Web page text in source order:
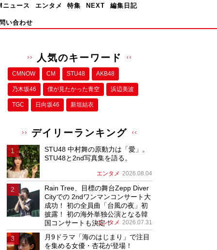
ニュース エンタメ 特集 NEXT 編集日記
い合わせ
人気のキーワード
CMNOW CM STU48 AKB48
乃木坂46 僕が⾒たかった⻘空 浜辺美波
TGC 日向坂46 新垣結衣
デイリーランキング
STU48 中村舞の原動力は「愛」。
STU48と2nd写真集を語る。
エンタメ 2026.08.04
Rain Tree、目標の舞台Zepp Diver
Cityでの 2ndワンマンコンサート大
成功！ 初の全員曲「台風の夜」初
披露！ 初の海外単独公演となる韓
国コンサートも決定！
エンタメ 2026.07.31
月9ドラマ「海のはじまり」で注目
を集める女優・杏花が登場！